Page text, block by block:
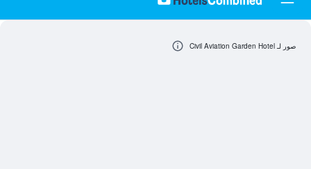
صور لـ Civil Aviation Garden Hotel